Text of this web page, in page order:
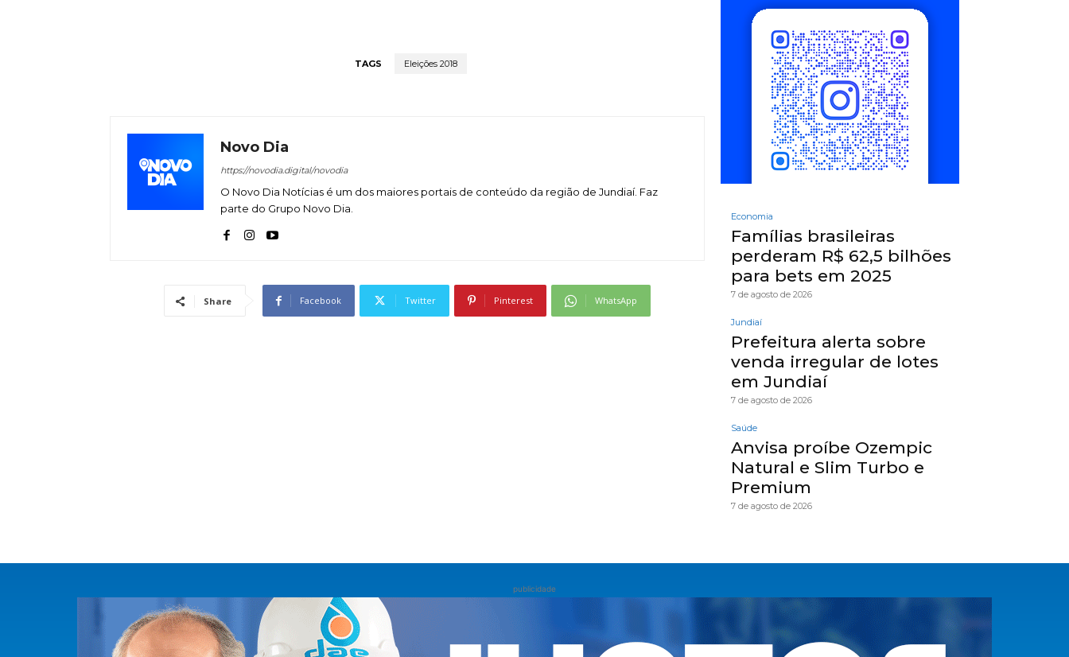
TAGS Eleições 2018
Novo Dia
https://novodia.digital/novodia
O Novo Dia Notícias é um dos maiores portais de conteúdo da região de Jundiaí. Faz
parte do Grupo Novo Dia.
Share Facebook Twitter Pinterest WhatsApp
Economia
Famílias brasileiras
perderam R$ 62,5 bilhões
para bets em 2025
7 de agosto de 2026
Jundiaí
Prefeitura alerta sobre
venda irregular de lotes
em Jundiaí
7 de agosto de 2026
Saúde
Anvisa proíbe Ozempic
Natural e Slim Turbo e
Premium
7 de agosto de 2026
publicidade